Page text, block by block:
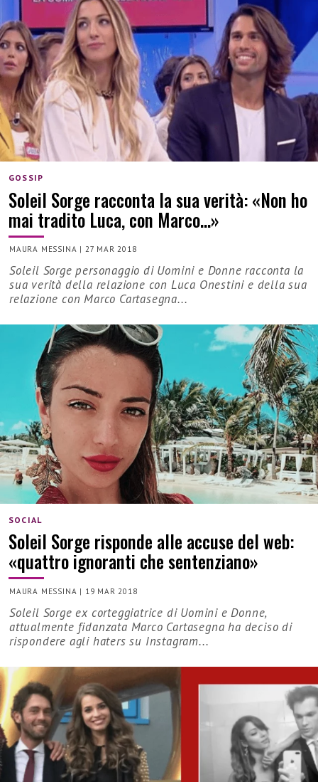
GOSSIP
Soleil Sorge racconta la sua verità: «Non ho
mai tradito Luca, con Marco…»
MAURA MESSINA | 27 MAR 2018
Soleil Sorge personaggio di Uomini e Donne racconta la
sua verità della relazione con Luca Onestini e della sua
relazione con Marco Cartasegna...
SOCIAL
Soleil Sorge risponde alle accuse del web:
«quattro ignoranti che sentenziano»
MAURA MESSINA | 19 MAR 2018
Soleil Sorge ex corteggiatrice di Uomini e Donne,
attualmente fidanzata Marco Cartasegna ha deciso di
rispondere agli haters su Instagram...